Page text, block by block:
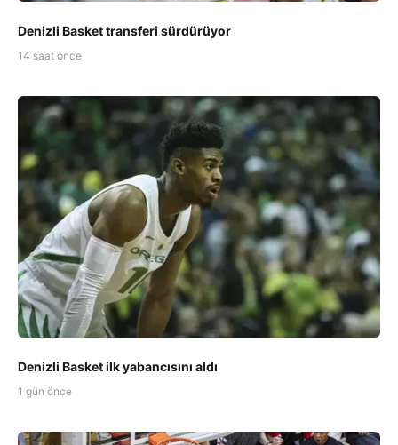
Denizli Basket transferi sürdürüyor
14 saat önce
Denizli Basket ilk yabancısını aldı
1 gün önce